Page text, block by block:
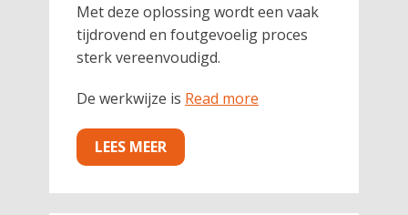
Met deze oplossing wordt een vaak
tijdrovend en foutgevoelig proces
sterk vereenvoudigd.
De werkwijze is Read more
LEES MEER